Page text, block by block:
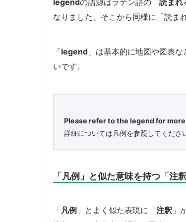
legendの語源はラテン語の「読まれ
なりました。そこから同様に「読ま
「legend 」は基本的に地図や図表な
いです。
Please refer to the legend for
詳細については凡例を参照してくださ
「凡例」と似た意味を持つ「注釈
「凡例 」とよく似た表現に「注釈 」